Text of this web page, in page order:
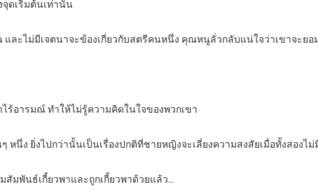
ดเริ่มต้นเท่านั้น
และไม่มีเจตนาจะข้องเกี่ยวกับสตรีคนหนึ่ง คุณหนูลั่วกลับแน่ใจว่าเขาจะยอ
ร้อารมณ์ ทำให้ไม่รู้ความคิดในใจของพวกเขา
นึ่ง ยิ่งไปกว่านั้นเป็นเรื่องปกติที่ชายหญิงจะเลี่ยงความสงสัยเมื่อทั้งสองไ
มพันธ์เกี้ยวพาและถูกเกี้ยวพาด้วยแล้ว…